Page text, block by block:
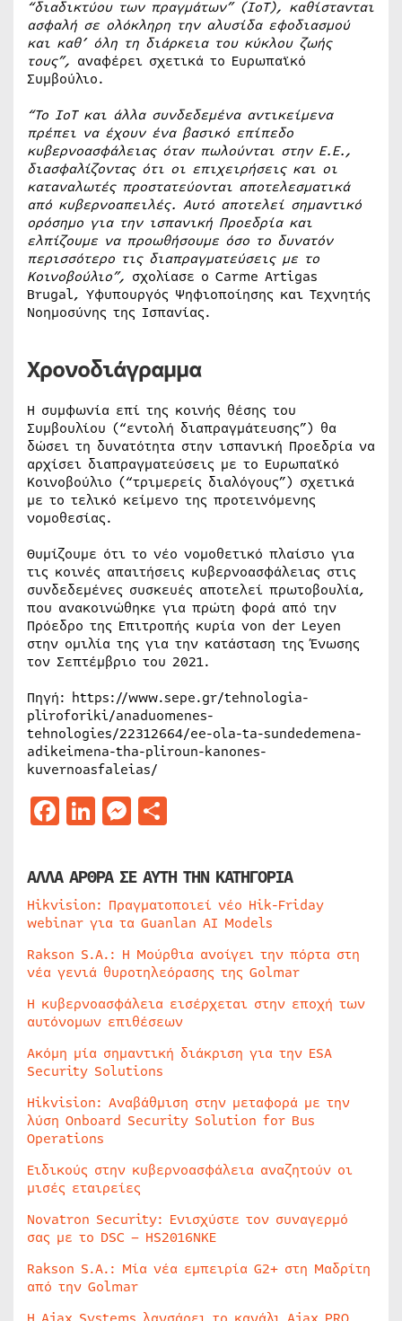
“διαδικτύου των πραγμάτων” (IoT), καθίστανται
ασφαλή σε ολόκληρη την αλυσίδα εφοδιασμού
και καθ’ όλη τη διάρκεια του κύκλου ζωής
τους”, αναφέρει σχετικά το Ευρωπαϊκό
Συμβούλιο.
“Το IoTκαι άλλα συνδεδεμένα αντικείμενα
πρέπει να έχουν ένα βασικό επίπεδο
κυβερνοασφάλειας όταν πωλούνται στην Ε.Ε.,
διασφαλίζοντας ότι οι επιχειρήσεις και οι
καταναλωτές προστατεύονται αποτελεσματικά
από κυβερνοαπειλές. Αυτό αποτελεί σημαντικό
ορόσημο για την ισπανική Προεδρία και
ελπίζουμε να προωθήσουμε όσο το δυνατόν
περισσότερο τις διαπραγματεύσεις με το
Κοινοβούλιο”, σχολίασε ο Carme Artigas
Brugal, Υφυπουργός Ψηφιοποίησης και Τεχνητής
Νοημοσύνης της Ισπανίας.
Χρονοδιάγραμμα
Η συμφωνία επί της κοινής θέσης του
Συμβουλίου (“εντολή διαπραγμάτευσης”) θα
δώσει τη δυνατότητα στην ισπανική Προεδρία να
αρχίσει διαπραγματεύσεις με το Ευρωπαϊκό
Κοινοβούλιο (“τριμερείς διαλόγους”) σχετικά
με το τελικό κείμενο της προτεινόμενης
νομοθεσίας.
Θυμίζουμε ότι το νέο νομοθετικό πλαίσιο για
τις κοινές απαιτήσεις κυβερνοασφάλειας στις
συνδεδεμένες συσκευές αποτελεί πρωτοβουλία,
που ανακοινώθηκε για πρώτη φορά από την
Πρόεδρο της Επιτροπής κυρία von der Leyen
στην ομιλία της για την κατάσταση της Ένωσης
τον Σεπτέμβριο του 2021.
Πηγή: https://www.sepe.gr/tehnologia-
pliroforiki/anaduomenes-
tehnologies/22312664/ee-ola-ta-sundedemena-
adikeimena-tha-pliroun-kanones-
kuvernoasfaleias/
Facebook
LinkedIn
Messenger
ΑΛΛΑ ΑΡΘΡΑ ΣΕ ΑΥΤΗ ΤΗΝ ΚΑΤΗΓΟΡΙΑ
Hikvision: Πραγματοποιεί νέο Hik-Friday
webinar για τα Guanlan AI Models
Rakson S.A.: Η Μούρθια ανοίγει την πόρτα στη
νέα γενιά θυροτηλεόρασης της Golmar
Η κυβερνοασφάλεια εισέρχεται στην εποχή των
αυτόνομων επιθέσεων
Ακόμη μία σημαντική διάκριση για την ESA
Security Solutions
Hikvision: Αναβάθμιση στην μεταφορά με την
λύση Onboard Security Solution for Bus
Operations
Ειδικούς στην κυβερνοασφάλεια αναζητούν οι
μισές εταιρείες
Novatron Security: Ενισχύστε τον συναγερμό
σας με το DSC – HS2016NKE
Rakson S.A.: Μία νέα εμπειρία G2+ στη Μαδρίτη
από την Golmar